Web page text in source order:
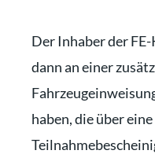
Der Inhaber der FE-
dann an einer
haben, die über eine